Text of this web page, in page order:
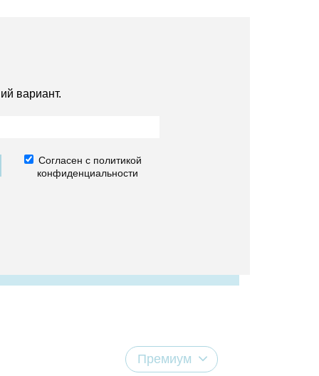
вариант.
Согласен с политикой
конфиденциальности
Премиум